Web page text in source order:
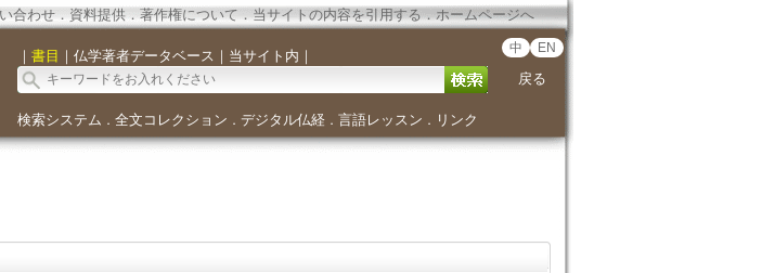
合わせ． 資料提供．著作権について．当サイトの内容を引用する．ホームページへ
｜ 書目 ｜ 仏学著者データベース ｜ 当サイト内 ｜ 中 EN
戻る
検索システム ． 全文コレクション ． デジタル仏経． 言語レッスン ． リンク